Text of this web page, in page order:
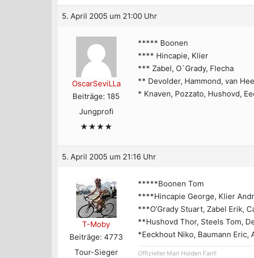
5. April 2005 um 21:00 Uhr
OscarSeviLLa
Beiträge: 185
Jungprofi
★★★★
***** Boonen
**** Hincapie, Klier
*** Zabel, O`Grady, Flecha
** Devolder, Hammond, van
* Knaven, Pozzato, Hushovd,
5. April 2005 um 21:16 Uhr
T-Moby
Beiträge: 4773
Tour-Sieger
*****Boonen Tom
****Hincapie George, Klier
***O’Grady Stuart, Zabel Erik,
**Hushovd Thor, Steels Tom,
*Eeckhout Niko, Baumann Eric,
Offizieller Mari Holden Fan!!